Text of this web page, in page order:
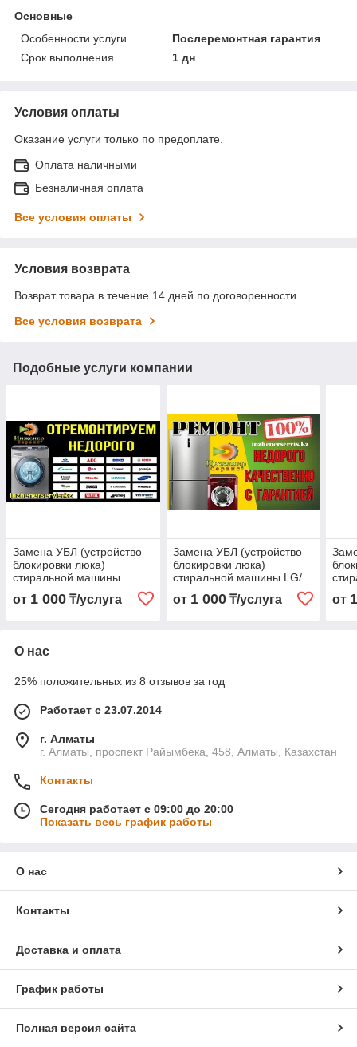
Основные
Особенности услуги
Послеремонтная гарантия
Срок выполнения
1 дн
Условия оплаты
Оказание услуги только по предоплате.
Оплата наличными
Безналичная оплата
Все условия оплаты
Условия возврата
Возврат товара в течение 14 дней по договоренности
Все условия возврата
Подобные услуги компании
Замена УБЛ (устройство
блокировки люка)
стиральной машины
Hansa/Ханса
от 1 000 ₸/услуга
Замена УБЛ (устройство
блокировки люка)
стиральной машины LG/
от 1 000₸/услуга от
О нас
25% положительных из 8 отзывов за год
Работает с 23.07.2014
г. Алматы
г. Алматы, проспект Райымбека, 458, Алматы, Казахстан
Контакты
Сегодня работает с 09:00 до 20:00
Показать весь график работы
О нас
Контакты
Доставка и оплата
График работы
Полная версия сайта